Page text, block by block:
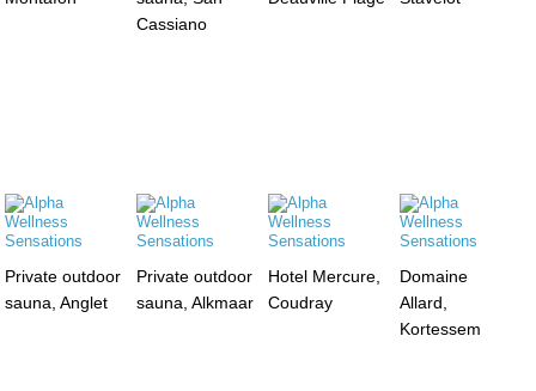
Cassiano
Private outdoor
sauna, Anglet
Private outdoor
sauna, Alkmaar
Hotel Mercure,
Coudray
Domaine
Allard,
Kortessem